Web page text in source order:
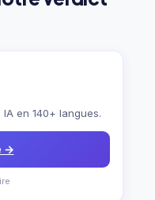
en 140+ langues.
→